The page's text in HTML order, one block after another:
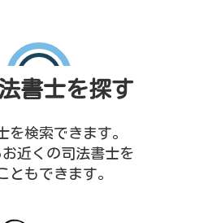
書士を探す
を検索できます。
近くの司法書士を
ともできます。